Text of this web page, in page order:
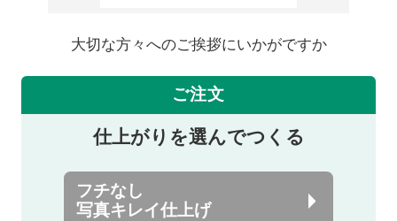
大切な方々へのご挨拶にいかがですか
ご注文
仕上がりを選んでつくる
フチなし
写真キレイ仕上げ